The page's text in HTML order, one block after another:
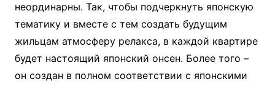
неординарны. Так, чтобы подчеркнуть японскую
тематику и вместе с тем создать будущим
жильцам атмосферу релакса, в каждой квартире
будет настоящий японский онсен. Более того –
он создан в полном соответствии с японскими